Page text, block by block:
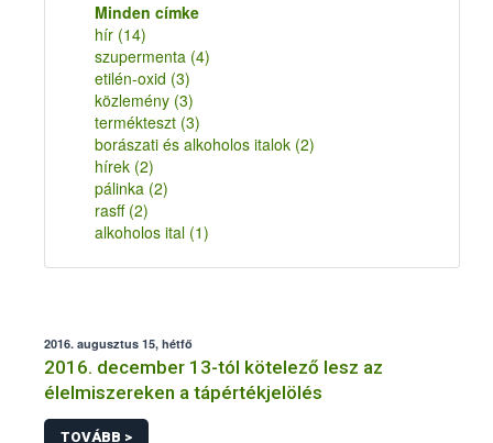
Minden címke
hír (14)
szupermenta (4)
etilén-oxid (3)
közlemény (3)
termékteszt (3)
borászati és alkoholos italok (2)
hírek (2)
pálinka (2)
rasff (2)
alkoholos ital (1)
2016. augusztus 15, hétfő
2016. december 13-tól kötelező lesz az
élelmiszereken a tápértékjelölés
TOVÁBB >